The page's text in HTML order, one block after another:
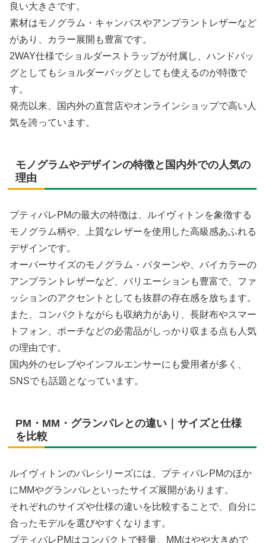
良い大きさです。
素材はモノグラム・キャンバスやアンプラントレザーなど
があり、カラー展開も豊富です。
2WAY仕様でショルダーストラップが付属し、ハンドバッ
グとしてもショルダーバッグとしても使えるのが特徴で
す。
発売以来、国内外の直営店やオンラインショップで高い人
気を誇っています。
モノグラムやデザインの特徴と国内外での人気の
理由
プティパレPMの最大の特徴は、ルイヴィトンを象徴する
モノグラム柄や、上質なレザーを使用した高級感あふれる
デザインです。
オーバーサイズのモノグラム・パターンや、バイカラーの
アンプラントレザーなど、バリエーションも豊富で、ファ
ッションのアクセントとしても抜群の存在感を放ちます。
また、コンパクトながらも収納力があり、長財布やスマー
トフォン、ポーチなどの必需品がしっかり収まる点も人気
の理由です。
国内外のセレブやインフルエンサーにも愛用者が多く、
SNSでも話題となっています。
PM・MM・グランパレとの違い｜サイズと仕様
を比較
ルイヴィトンのパレシリーズには、プティパレPMのほか
にMMやグランパレといったサイズ展開があります。
それぞれのサイズや仕様の違いを比較することで、自分に
合ったモデルを選びやすくなります。
プティパレPMはコンパクトで軽量、MMはやや大きめで